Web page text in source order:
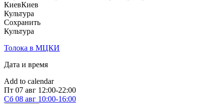
КиевКиев
Культура
Сохранить
Культура
Толока в МЦКИ
Дата и время
Add to calendar
Пт 07 авг 12:00-22:00
Сб 08 авг 10:00-16:00